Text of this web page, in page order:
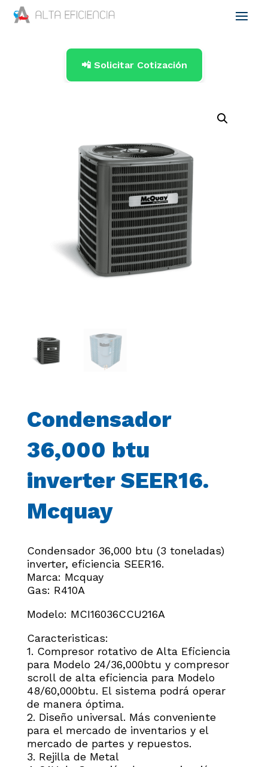
📲 Solicitar Cotización
Condensador
36,000 btu
inverter SEER16.
Mcquay
Condensador 36,000 btu (3 toneladas)
inverter, eficiencia SEER16.
Marca: Mcquay
Gas: R410A
Modelo: MCI16036CCU216A
Caracteristicas:
1. Compresor rotativo de Alta Eficiencia
para Modelo 24/36,000btu y compresor
scroll de alta eficiencia para Modelo
48/60,000btu. El sistema podrá operar
de manera óptima.
2. Diseño universal. Más conveniente
para el mercado de inventarios y el
mercado de partes y repuestos.
3. Rejilla de Metal